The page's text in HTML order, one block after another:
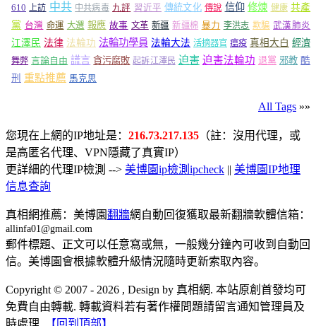
610 上訪 中共 中共病毒 九評 習近平 傳統文化 傳說 信仰 修煉 健康 共產
黨 台灣 命運 大選 報應 故事 文革 新疆 新疆棉 暴力 李洪志 欺騙 武漢肺炎
江澤民 法律 法輪功 法輪功學員 法輪大法 活摘器官 瘟疫 真相大白 經濟
舞弊 言論自由 謊言 貪污腐敗 起訴江澤民 迫害 迫害法輪功 退黨 邪教 酷
刑 重點推薦 馬克思
All Tags »»
您現在上網的IP地址是： 216.73.217.135 （註：沒用代理，或
是高匿名代理、VPN隱藏了真實IP）
更詳細的代理IP檢測 --> 美博園ip檢測ipcheck || 美博園IP地理
信息查詢
真相網推薦：美博園翻牆網自動回復獲取最新翻牆軟體信箱：
allinfa01@gmail.com
郵件標題、正文可以任意寫或無，一般幾分鐘內可收到自動回
信。美博園會根據軟體升級情況隨時更新索取內容。
Copyright © 2007 - 2026 , Design by 真相網. 本站原創首發均可
免費自由轉載. 轉載資料若有著作權問題請留言通知管理員及
時處理.
【回到頂部】